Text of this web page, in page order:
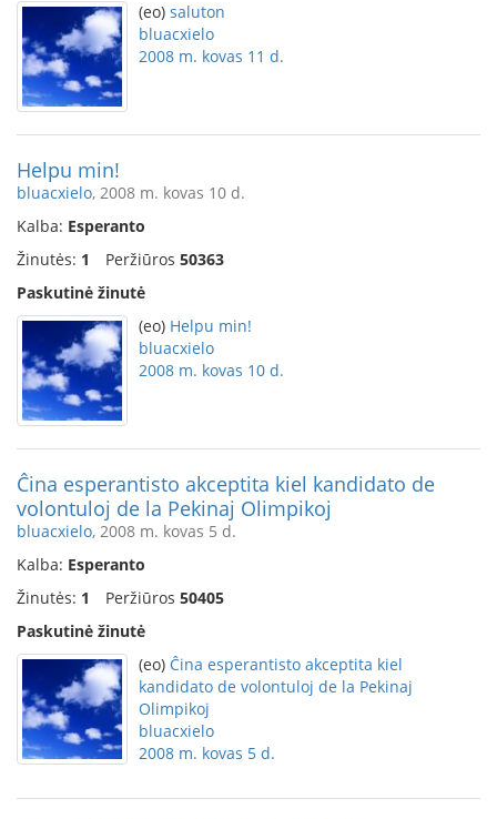
(eo) saluton
bluacxielo
2008 m. kovas 11 d.
Helpu min!
bluacxielo, 2008 m. kovas 10 d.
Kalba: Esperanto
Žinutės: 1 Peržiūros 50363
Paskutinė žinutė
(eo) Helpu min!
bluacxielo
2008 m. kovas 10 d.
Ĉina esperantisto akceptita kiel kandidato de
volontuloj de la Pekinaj Olimpikoj
bluacxielo, 2008 m. kovas 5 d.
Kalba: Esperanto
Žinutės: 1 Peržiūros 50405
Paskutinė žinutė
(eo) Ĉina esperantisto akceptita kiel
kandidato de volontuloj de la Pekinaj
Olimpikoj
bluacxielo
2008 m. kovas 5 d.